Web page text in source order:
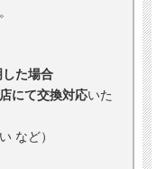
た場合
にて交換対応いた
など）